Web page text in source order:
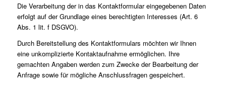
Die Verarbeitung der in das Kontaktformular eingegebenen Daten
erfolgt auf der Grundlage eines berechtigten Interesses (Art. 6
Abs. 1 lit. f DSGVO).
Durch Bereitstellung des Kontaktformulars möchten wir Ihnen
eine unkomplizierte Kontaktaufnahme ermöglichen. Ihre
gemachten Angaben werden zum Zwecke der Bearbeitung der
Anfrage sowie für mögliche Anschlussfragen gespeichert.